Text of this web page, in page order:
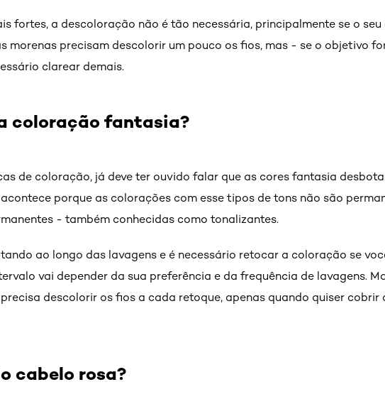
fortes, a descoloração não é tão necessária, principalmente se o seu
morenas precisam descolorir um pouco os fios, mas - se o objetivo
clarear demais.
coloração fantasia?
de coloração, já deve ter ouvido falar que as cores fantasia
porque as colorações com esse tipos de tons não são
- também conhecidas como tonalizantes.
ao longo das lavagens e é necessário retocar a coloração se
vai depender da sua preferência e da frequência de lavagens.
descolorir os fios a cada retoque, apenas quando quiser cobrir
cabelo rosa?